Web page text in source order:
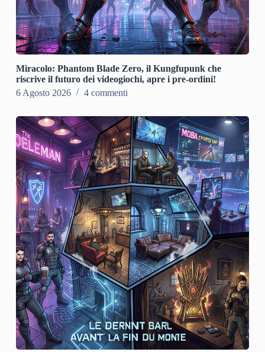
Miracolo: Phantom Blade Zero, il Kungfupunk che
riscrive il futuro dei videogiochi, apre i pre-ordini!
6 Agosto 2026
4 commenti